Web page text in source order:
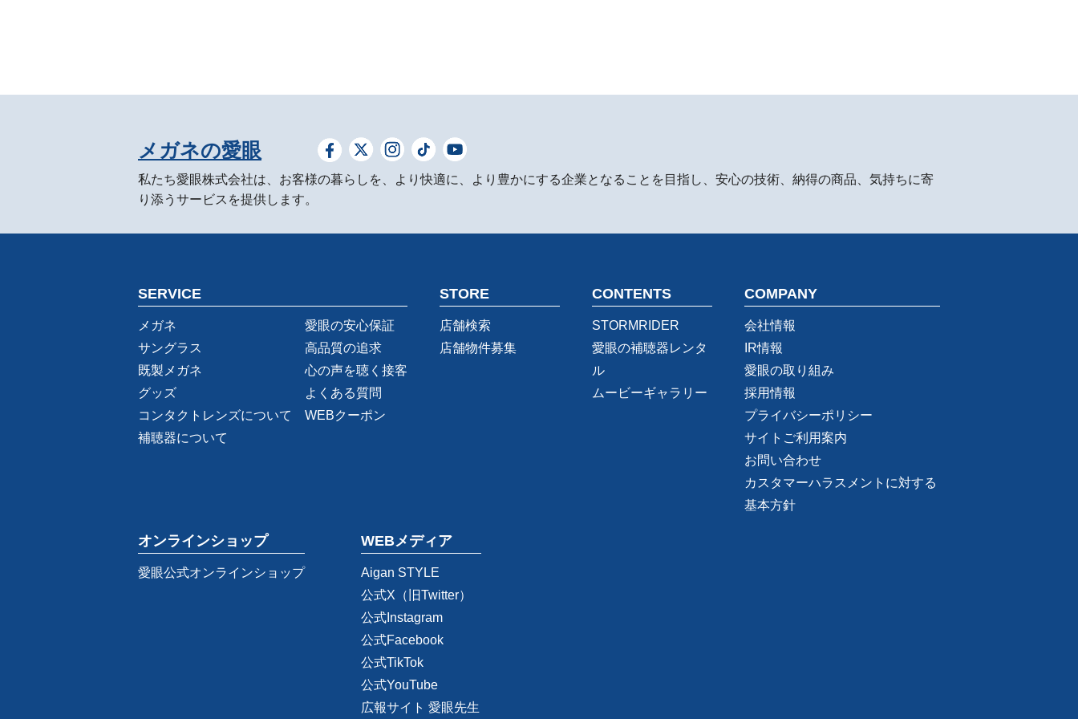
メガネの愛眼
私たち愛眼株式会社は、お客様の暮らしを、より快適に、より豊かにする企業となることを目指し、安心の技術、納得の商品、気持ちに寄
り添うサービスを提供します。
SERVICE
メガネ
サングラス
既製メガネ
グッズ
コンタクトレンズについて
補聴器について
愛眼の安心保証
高品質の追求
心の声を聴く接客
よくある質問
WEBクーポン
STORE
店舗検索
店舗物件募集
CONTENTS
STORMRIDER
愛眼の補聴器レンタ
ル
ムービーギャラリー
COMPANY
会社情報
IR情報
愛眼の取り組み
採用情報
プライバシーポリシー
サイトご利用案内
お問い合わせ
カスタマーハラスメントに対する
基本方針
オンラインショップ
愛眼公式オンラインショップ
WEBメディア
Aigan STYLE
公式X（旧Twitter）
公式Instagram
公式Facebook
公式TikTok
公式YouTube
広報サイト 愛眼先生